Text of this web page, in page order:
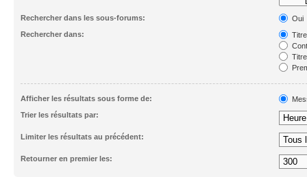
Rechercher dans les sous-forums:
Oui
Rechercher dans:
Afficher les résultats sous forme de:
Trier les résultats par:
Limiter les résultats au précédent:
Retourner en premier les: